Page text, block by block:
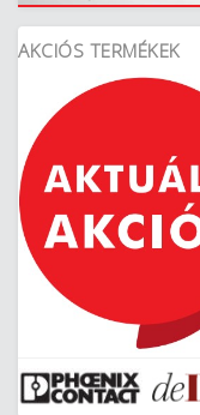
AKCIÓS TERMÉKEK